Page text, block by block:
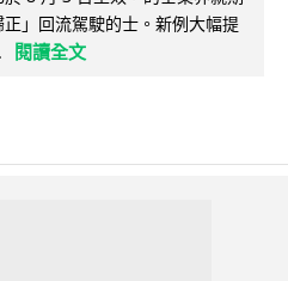
」回流駕駛的士。新例大幅提
閱讀全文